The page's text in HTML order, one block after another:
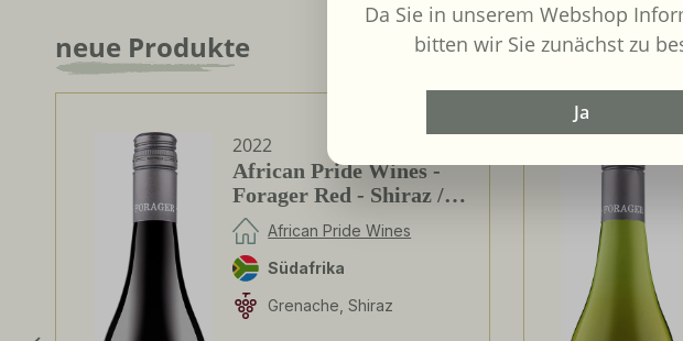
Produktgalerie überspringen
neue Produkte
2022
African Pride Wines -
Forager Red - Shiraz /
Grenache
African Pride Wines
Südafrika
Grenache, Shiraz
Da Sie in unserem Webshop
bitten wir Sie zunächst zu
Ja